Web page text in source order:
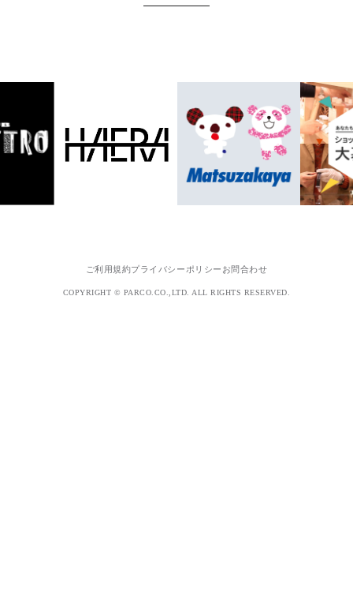
ご利用規約プライバシーポリシー お問合わせ
COPYRIGHT © PARCO.CO.,LTD. ALL RIGHTS RESERVED.